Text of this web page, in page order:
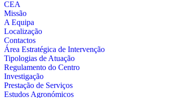
CEA
Missão
A Equipa
Localização
Contactos
Área Estratégica de Intervenção
Tipologias de Atuação
Regulamento do Centro
Investigação
Prestação de Serviços
Estudos Agronómicos